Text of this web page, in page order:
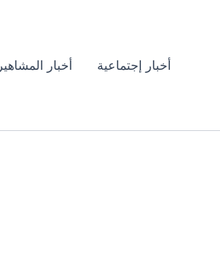
أخبار إجتماعية
أخبار المشاهير